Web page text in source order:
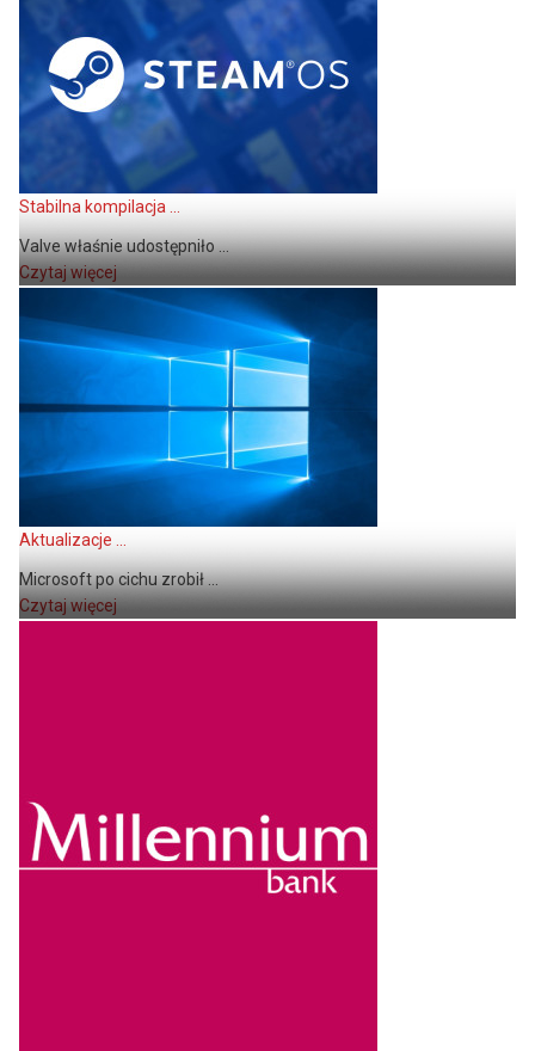
Stabilna kompilacja ...
Valve właśnie udostępniło ...
Czytaj więcej
Aktualizacje ...
Microsoft po cichu zrobił ...
Czytaj więcej